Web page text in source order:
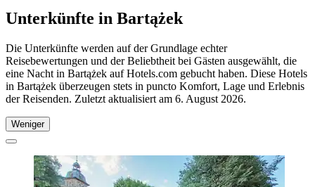
Unterkünfte in Bartążek
Die Unterkünfte werden auf der Grundlage echter
Reisebewertungen und der Beliebtheit bei Gästen ausgewählt, die
eine Nacht in Bartążek auf Hotels.com gebucht haben. Diese Hotels
in Bartążek überzeugen stets in puncto Komfort, Lage und Erlebnis
der Reisenden. Zuletzt aktualisiert am 6. August 2026.
Weniger